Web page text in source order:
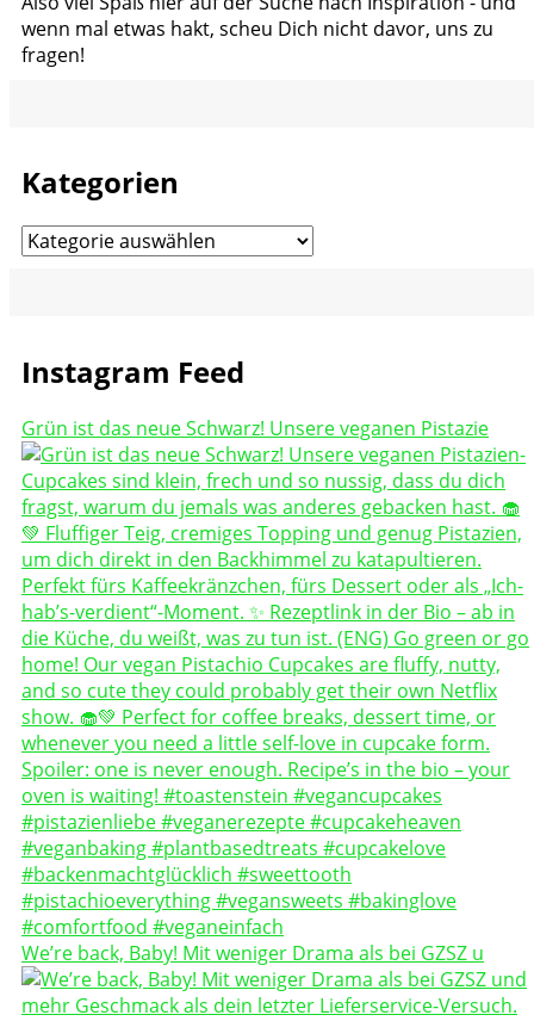
wenn mal etwas hakt, scheu Dich nicht davor, uns zu
fragen!
Kategorien
Kategorien
Instagram Feed
Grün ist das neue Schwarz! Unsere veganen Pistazie
We’re back, Baby! Mit weniger Drama als bei GZSZ u